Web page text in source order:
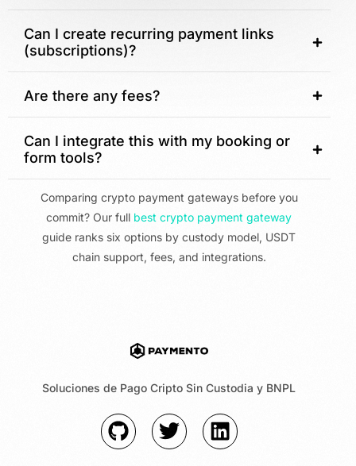
Can I create recurring payment links
(subscriptions)?
Are there any fees?
Can I integrate this with my booking or
form tools?
Comparing crypto payment gateways before you
commit? Our full best crypto payment gateway
guide ranks six options by custody model, USDT
chain support, fees, and integrations.
Soluciones de Pago Cripto Sin Custodia y BNPL